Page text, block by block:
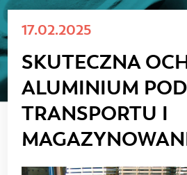
17.02.2025
SKUTECZNA
ALUMINIUM
TRANSPORTU I